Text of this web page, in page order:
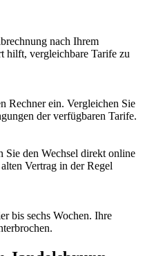
nach Ihrem
hilft, vergleichbare Tarife zu
Rechner ein. Vergleichen Sie
der verfügbaren Tarife.
Sie den Wechsel direkt online
Vertrag in der Regel
bis sechs Wochen. Ihre